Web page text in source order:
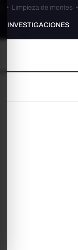
• Limpieza de montes•
INVESTIGACIONES